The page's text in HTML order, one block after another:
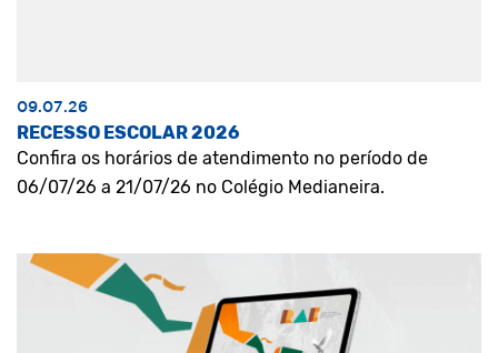
09.07.26
RECESSO ESCOLAR 2026
Confira os horários de atendimento no período de
06/07/26 a 21/07/26 no Colégio Medianeira.